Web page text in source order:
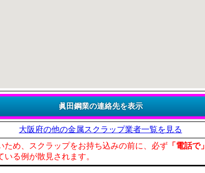
大阪府の他の金属スクラップ業者一覧を見る
め、スクラップをお持ち込みの前に、必ず 「電話で」
る例が散見されます。